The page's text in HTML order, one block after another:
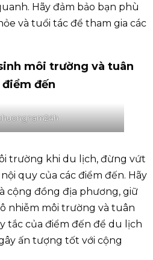
Hãy đảm bảo bạn phù
và tuổi tác để tham gia các
môi trường và tuân
đến
trường khi du lịch, đừng vứt
quy của các điểm đến. Hãy
cộng đồng địa phương, giữ
nhiễm môi trường và tuân
tắc của điểm đến để du lịch
ấn tượng tốt với cộng